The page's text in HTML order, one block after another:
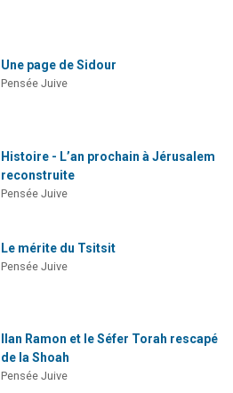
Une page de Sidour
Pensée Juive
Histoire - L’an prochain à Jérusalem
reconstruite
Pensée Juive
Le mérite du Tsitsit
Pensée Juive
Ilan Ramon et le Séfer Torah rescapé
de la Shoah
Pensée Juive